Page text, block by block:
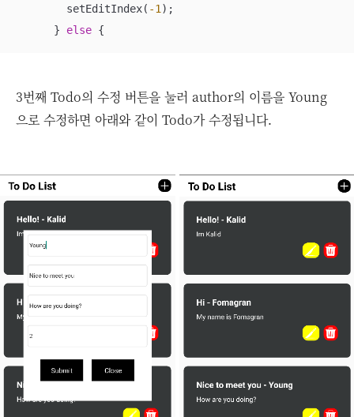
        setEditIndex(
-1 );
      }
else {
3번째 Todo의 수정 버튼을 눌러 author의 이름을 Young
으로 수정하면 아래와 같이 Todo가 수정됩니다.